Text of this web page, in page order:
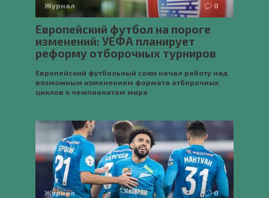
Журнал 0
Европейский футбол на пороге
изменений: УЕФА планирует
реформу отборочных турниров
Европейский футбольный союз начал работу над
возможным изменением формата отборочных
циклов к чемпионатам мира
Журнал 0